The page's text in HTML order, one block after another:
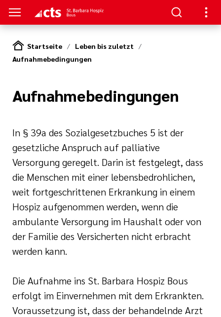
der cts
Startseite
Leben bis zuletzt
Aufnahmebedingungen
Aufnahmebedingungen
In § 39a des Sozialgesetzbuches 5 ist der
gesetzliche Anspruch auf palliative
Versorgung geregelt. Darin ist festgelegt, dass
die Menschen mit einer lebensbedrohlichen,
weit fortgeschrittenen Erkrankung in einem
Hospiz aufgenommen werden, wenn die
ambulante Versorgung im Haushalt oder von
der Familie des Versicherten nicht erbracht
werden kann.
Die Aufnahme ins St. Barbara Hospiz Bous
erfolgt im Einvernehmen mit dem Erkrankten.
Voraussetzung ist, dass der behandelnde Arzt